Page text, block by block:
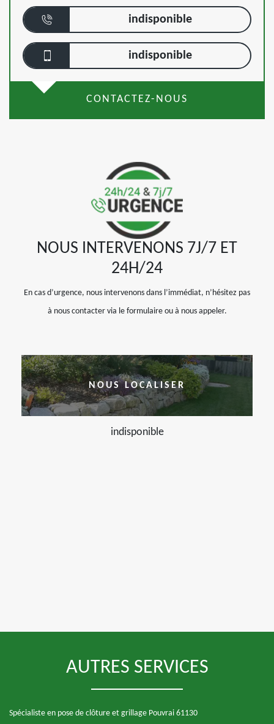
indisponible
indisponible
CONTACTEZ-NOUS
NOUS INTERVENONS 7J/7 ET
24H/24
En cas d’urgence, nous intervenons dans l’immédiat, n’hésitez pas
à nous contacter via le formulaire ou à nous appeler.
NOUS LOCALISER
indisponible
AUTRES SERVICES
Spécialiste en pose de clôture et grillage Pouvrai 61130